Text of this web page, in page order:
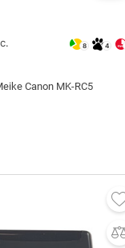
8 4
Canon MK-RC5